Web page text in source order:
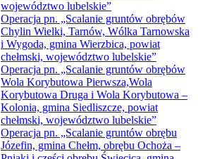
województwo lubelskie”
Operacja pn. „Scalanie gruntów obrębów
Chylin Wielki, Tarnów, Wólka Tarnowska
i Wygoda, gmina Wierzbica, powiat
chełmski, województwo lubelskie”
Operacja pn. „Scalanie gruntów obrębów
Wola Korybutowa Pierwsza,Wola
Korybutowa Druga i Wola Korybutowa –
Kolonia, gmina Siedliszcze, powiat
chełmski, województwo lubelskie”
Operacja pn. „Scalanie gruntów obrębu
Józefin, gmina Chełm, obrębu Ochoża –